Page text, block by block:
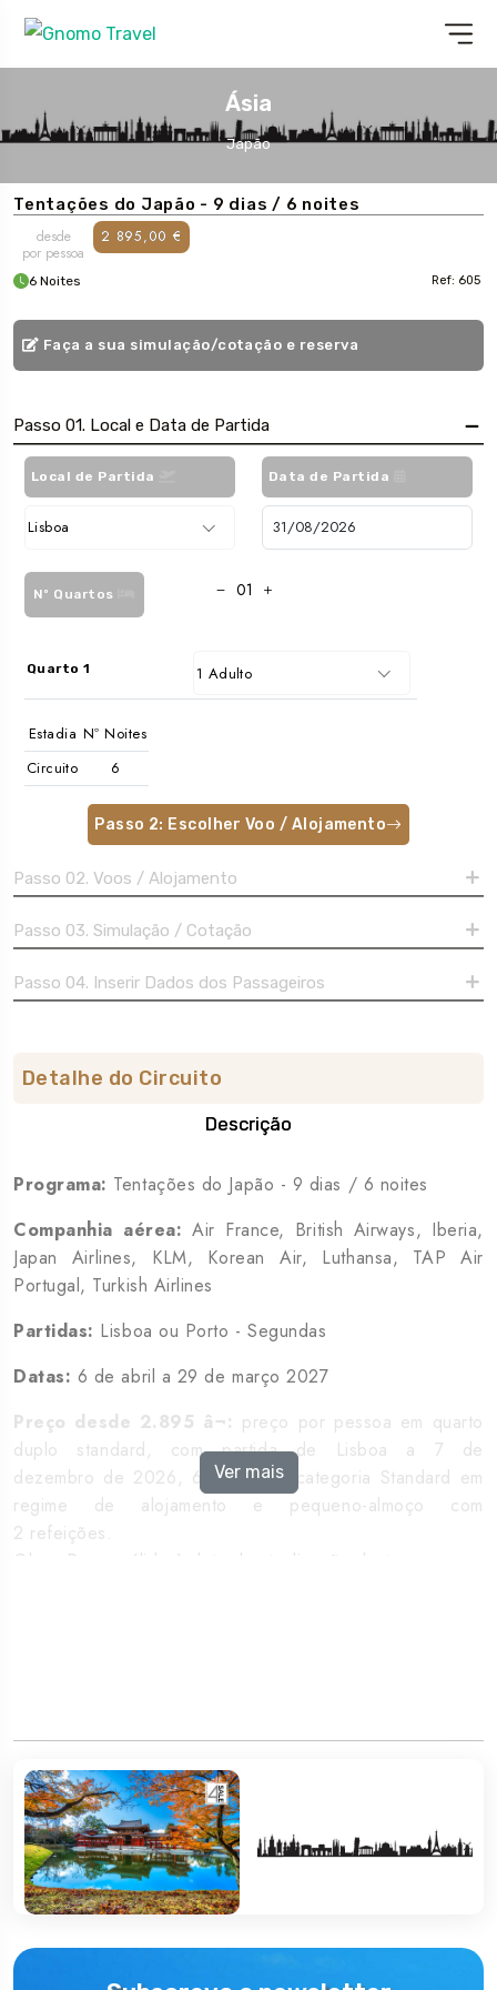
Ásia
Japão
Tentações do Japão - 9 dias / 6 noites
desde
por pessoa
2 895,00 €
6 Noites Ref: 605
Faça a sua simulação/cotação e reserva
Passo 01. Local e Data de Partida
Local de Partida
Lisboa
Data de Partida
Nº Quartos
Quarto 1 1 Adulto
Estadia Nº Noites
Circuito
Passo 2: Escolher Voo / Alojamento
Passo 02. Voos / Alojamento
Passo 03. Simulação / Cotação
Passo 04. Inserir Dados dos Passageiros
Detalhe do Circuito
Descrição
Programa: Tentações do Japão - 9 dias / 6 noites
Companhia aérea: Air France, British Airways, Iberia,
Japan Airlines, KLM, Korean Air, Luthansa, TAP Air
Portugal, Turkish Airlines
Partidas: Lisboa ou Porto - Segundas
Datas: 6 de abril a 29 de março 2027
Preço desde 2.895 â¬: preço por pessoa em quarto
duplo standard, com partida de Lisboa a 7 de
dezembro de 2026, 6 noites na categoria Standard em
regime de alojamento e pequeno-almoço com
2 refeições.
Obs.: Preço válido à data da atualização deste programa
Dia 1: Lisboa ou Porto / Tóquio
Comparência no Aeroporto até 180 minutos antes da
hora de partida. Formalidades de embarque e partida em
avião, via uma cidade de escala, com destino a Tóquio.
Noite a bordo.
Recepção no Aeroporto, após as formalidades de
Ver mais